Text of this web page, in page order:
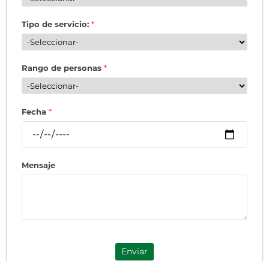
Tipo de servicio: *
Rango de personas *
Fecha *
Mensaje
Enviar